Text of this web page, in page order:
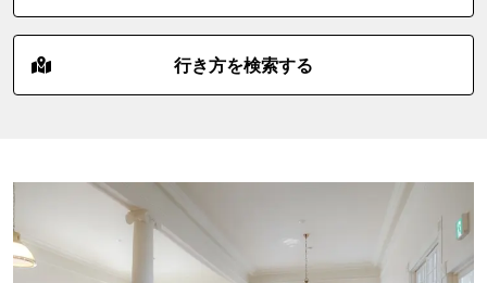
行き方を検索する